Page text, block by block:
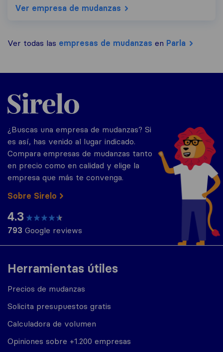
Ver empresa de mudanzas
Ver todas las empresas de mudanzas en Parla
Herramientas útiles
Precios de mudanzas
Solicita presupuestos gratis
Calculadora de volumen
Opiniones sobre +1.200 empresas
Sirelo.es
¿Buscas una empresa de mudanzas? Si
es así, has venido al lugar indicado.
Compara empresas de mudanzas tanto
en precio como en calidad y elige la
empresa que más te convenga.
Sobre Sirelo
4.3
793 Google reviews